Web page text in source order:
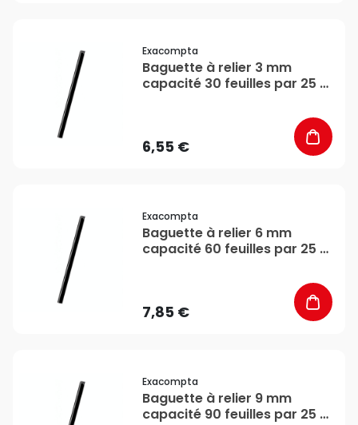
Exacompta
Baguette à relier 3 mm
capacité 30 feuilles par 25 -
6,55 €
Exacompta
Baguette à relier 6 mm
capacité 60 feuilles par 25 -
7,85 €
Exacompta
Baguette à relier 9 mm
capacité 90 feuilles par 25 -